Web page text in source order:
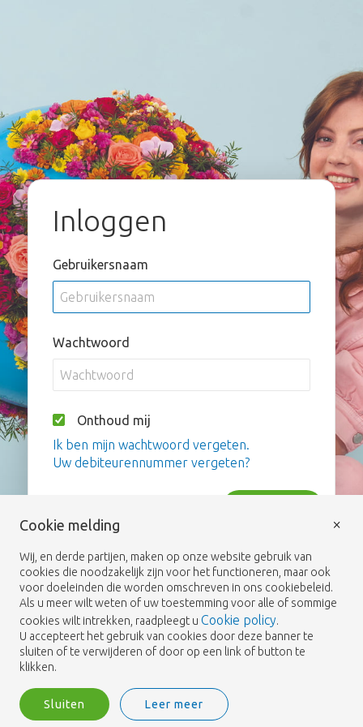
Inloggen
Gebruikersnaam
Wachtwoord
Onthoud mij
Ik ben mijn wachtwoord vergeten.
Uw debiteurennummer vergeten?
Cookie melding
Wij, en derde partijen, maken op onze website gebruik van
cookies die noodzakelijk zijn voor het functioneren, maar ook
voor doeleinden die worden omschreven in ons cookiebeleid.
Als u meer wilt weten of uw toestemming voor alle of sommige
cookies wilt intrekken, raadpleegt u Cookie policy.
U accepteert het gebruik van cookies door deze banner te
sluiten of te verwijderen of door op een link of button te
klikken.
Sluiten Leer meer
×